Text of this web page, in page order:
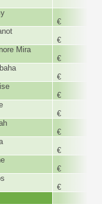
€
€
Mira
€
€
€
€
€
€
€
€